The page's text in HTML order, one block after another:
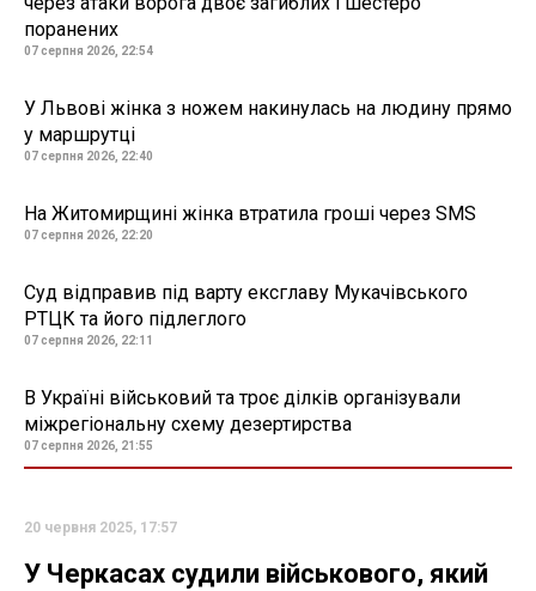
поранених
07 серпня 2026, 22:54
У Львові жінка з ножем накинулась на людину прямо
у маршрутці
07 серпня 2026, 22:40
На Житомирщині жінка втратила гроші через SMS
07 серпня 2026, 22:20
Суд відправив під варту ексглаву Мукачівського
РТЦК та його підлеглого
07 серпня 2026, 22:11
В Україні військовий та троє ділків організували
міжрегіональну схему дезертирства
07 серпня 2026, 21:55
20 червня 2025, 17:57
У Черкасах судили військового, який